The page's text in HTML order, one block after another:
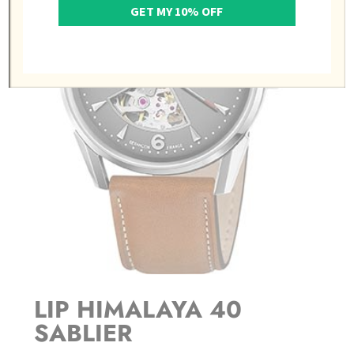
LIP HIMALAYA 40
SABLIER
GET MY 10% OFF